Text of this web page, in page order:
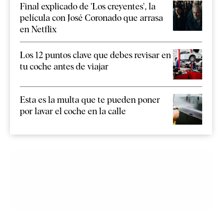
Final explicado de 'Los creyentes', la
película con José Coronado que arrasa
en Netflix
Los 12 puntos clave que debes revisar en
tu coche antes de viajar
Esta es la multa que te pueden poner
por lavar el coche en la calle